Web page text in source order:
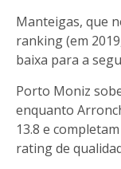
Manteigas, que
ranking (em
baixa para a
Porto Moniz
enquanto
13.8 e
rating de